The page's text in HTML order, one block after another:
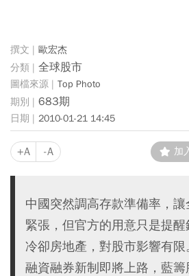
歐宏杰
全球股市
Top Photo
683期
2010-01-21 14:45
+A -A 加
中國突然調高存款準備率，
緊張，但官方的用意只是提
冷卻房地產，對股市影響有
融資融券新制即將上路，藍